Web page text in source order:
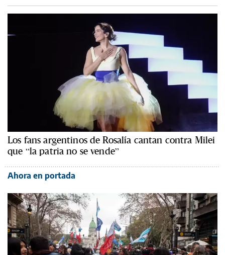
Los fans argentinos de Rosalía cantan contra Milei
que “la patria no se vende”
Ahora en portada